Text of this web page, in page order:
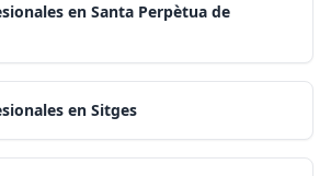
en Santa Perpètua de
en Sitges